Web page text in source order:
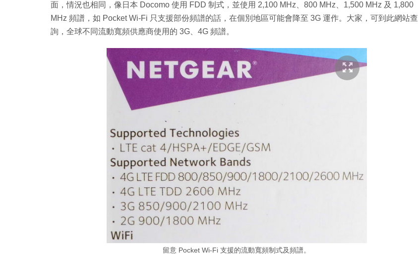
面，情況也相同，像日本 Docomo 使用 FDD 制式，並使用 2,100 MHz、800 MHz、1,500 MHz 及 1,800
MHz 頻譜，如 Pocket Wi-Fi 只支援部份頻譜的話，在個別地區可能會降至 3G 運作。大家，可到此網站查
詢，全球不同流動寬頻供應商使用的 3G、4G 頻譜。
留意 Pocket Wi-Fi 支援的流動寬頻制式及頻譜。